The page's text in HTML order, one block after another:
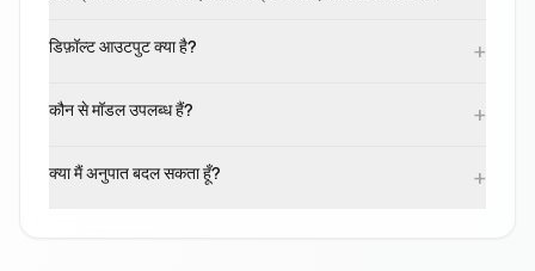
डिफ़ॉल्ट आउटपुट क्या है? +
कौन से मॉडल उपलब्ध हैं? +
क्या मैं अनुपात बदल सकता हूँ? +